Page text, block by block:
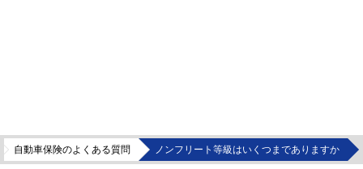
自動車保険のよくある質問 ノンフリート等級はいくつまでありますか